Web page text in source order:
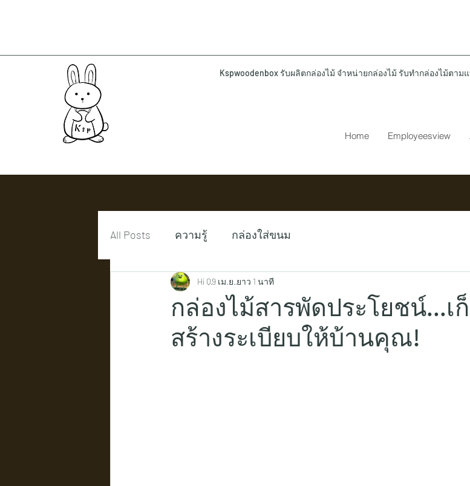
Kspwoodenbox รับผลิตกล่องไม้ จำหน่ายกล่องไม้ รับทำกล่องไม้ตา
Home Employeesview
All Posts ความรู้ กล่องใส่ขนม
กล่องไม้สารพัดประโยชน์...เ
สร้างระเบียบให้บ้านคุณ!
Hi Q9 เม.ย. ยาว 1 นาที